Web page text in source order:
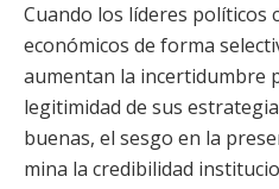
Cuando los líderes políticos
económicos de forma
aumentan la incertidumbre
legitimidad de sus
buenas, el sesgo en la
mina la credibilidad